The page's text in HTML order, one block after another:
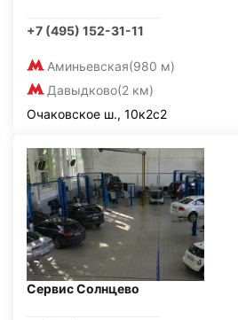
+7 (495) 152-31-11
Аминьевская(980 м)
Давыдково(2 км)
Очаковское ш., 10к2с2
Сервис Солнцево